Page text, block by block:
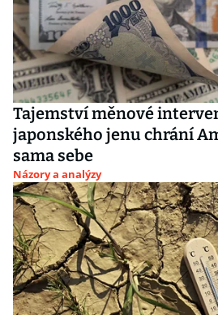
Tajemství měnové
japonského jenu chrání
sama sebe
Názory a analýzy